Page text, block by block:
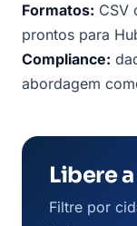
Formatos: CSV
prontos para
Compliance:
abordagem
Libere
Filtre por